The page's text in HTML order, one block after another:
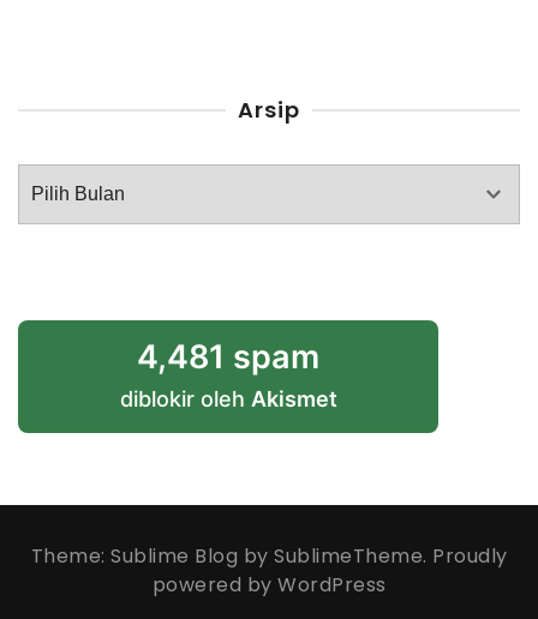
Arsip
Arsip
4,481 spam
diblokir oleh Akismet
Theme: Sublime Blog by SublimeTheme. Proudly
powered by WordPress